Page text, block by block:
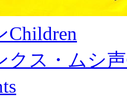
Children
クス・ムシ声